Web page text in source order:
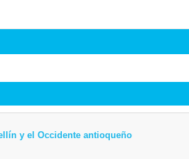
y el Occidente antioqueño